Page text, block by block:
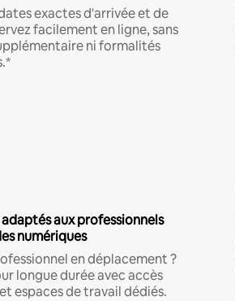
exactes d'arrivée et de
facilement en ligne, sans
ni formalités
aux professionnels
numériques
en déplacement ?
longue durée avec accès
espaces de travail dédiés.